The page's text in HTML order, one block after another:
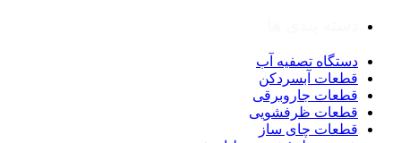
دستگاه تصفیه آب
قطعات آبسردکن
قطعات جاروبرقی
قطعات ظرفشویی
قطعات چای ساز